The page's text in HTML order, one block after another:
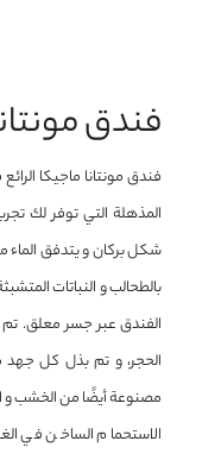
فندق
فندق مونتانا ماجيكا
المذهلة التي توفر لك
شكل بركان و يتدفق
بالطحالب و النباتات
الفندق عبر جسر معلق. تم
الحجر، و تم بذل كل جهد
مصنوعة أيضًا من الخشب و
الاستحمام الساخن في